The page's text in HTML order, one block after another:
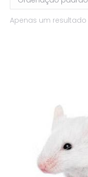
Apenas um resultado